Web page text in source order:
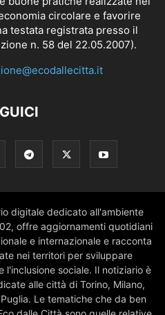
circolare e favorire
testata registrata presso il
n. 58 del 22.05.2007).
digitale dedicato all'ambiente
offre aggiornamenti quotidiani
e internazionale e racconta
nei territori per sviluppare
l'inclusione sociale. Il notiziario è
alle città di Torino, Milano,
Le tematiche che da ben